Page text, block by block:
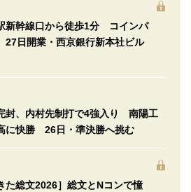
新幹線口から徒歩1分 コインパ
日開業・西京銀行新本社ビル
封、内村先制打で4強入り 南陽工
に快勝 26日・準決勝へ挑む
た総文2026］総文とNコンで憧